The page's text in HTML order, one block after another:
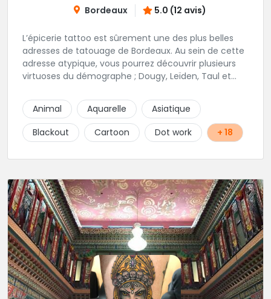
Bordeaux 5.0 (12 avis)
L’épicerie tattoo est sûrement une des plus belles
adresses de tatouage de Bordeaux. Au sein de cette
adresse atypique, vous pourrez découvrir plusieurs
virtuoses du démographe ; Dougy, Leïden, Taul et
enfant et sympathique, vous pourrez demander
conseil pour votre tattoo. N'hésitez plus une seconde
pour rencontrer cette belle équipe !
Animal Aquarelle
Asiatique
Blackout
Cartoon Dot work + 18